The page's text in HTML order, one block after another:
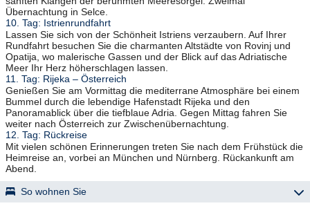
Übernachtung in Selce.
10. Tag: Istrienrundfahrt
Lassen Sie sich von der Schönheit Istriens verzaubern. Auf Ihrer
Rundfahrt besuchen Sie die charmanten Altstädte von Rovinj und
Opatija, wo malerische Gassen und der Blick auf das Adriatische
Meer Ihr Herz höherschlagen lassen.
11. Tag: Rijeka – Österreich
Genießen Sie am Vormittag die mediterrane Atmosphäre bei einem
Bummel durch die lebendige Hafenstadt Rijeka und den
Panoramablick über die tiefblaue Adria. Gegen Mittag fahren Sie
weiter nach Österreich zur Zwischenübernachtung.
12. Tag: Rückreise
Mit vielen schönen Erinnerungen treten Sie nach dem Frühstück die
Heimreise an, vorbei an München und Nürnberg. Rückankunft am
Abend.
So wohnen Sie